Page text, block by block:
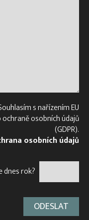
s nařízením EU
ochraně osobních údajů
(GDPR).
osobních údajů
dnes rok?